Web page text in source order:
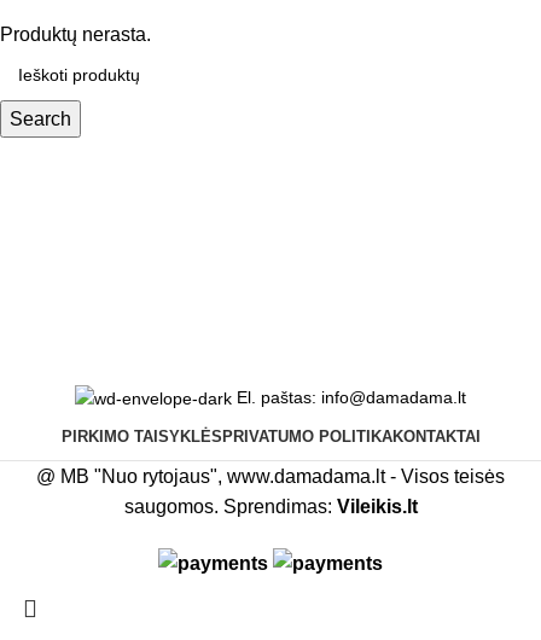
Produktų nerasta.
Search
El. paštas: info@damadama.lt
PIRKIMO TAISYKLĖS PRIVATUMO POLITIKAKONTAKTAI
@ MB "Nuo rytojaus", www.damadama.lt - Visos teisės
saugomos. Sprendimas: Vileikis.lt